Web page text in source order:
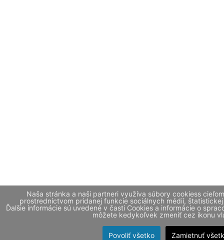
Naša stránka a naši partneri využíva súbory cookiess
prostredníctvom pridanej funkcie sociálnych médií,
Ďalšie informácie sú uvedené v časti Cookies a informácie o
môžete kedykoľvek zmeniť cez ikonu
Povoliť všetko Zamietnuť